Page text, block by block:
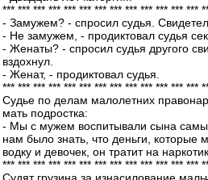
*** *** *** *** *** *** *** *** *** *** *** *** ***
- Замужем? - спросил судья.
- Не замужем, - продиктовал судья
- Женаты? - спросил судья другого
вздохнул.
- Женат, - продиктовал судья.
*** *** *** *** *** *** *** *** *** *** *** *** ***
Судье по делам малолетних
мать подростка:
- Мы с мужем воспитывали сына
нам было знать, что деньги, которые
водку и девочек, он тратит на
*** *** *** *** *** *** *** *** *** *** *** *** ***